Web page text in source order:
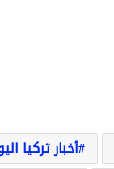
أخبار تركيا